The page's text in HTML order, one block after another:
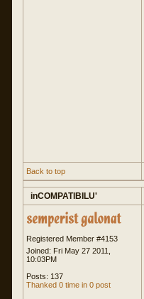
Back to top
inCOMPATIBILU'
Registered Member #4153
Joined: Fri May 27 2011,
10:03PM
Posts: 137
Thanked 0 time in 0 post